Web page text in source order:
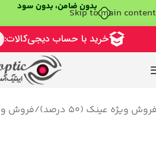
خرید قسطی با ترب‌پیSkip to main content
ویژه عینک (50 درصد) /فروش